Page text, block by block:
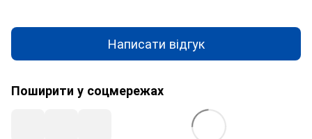
Написати відгук
Поширити у соцмережах